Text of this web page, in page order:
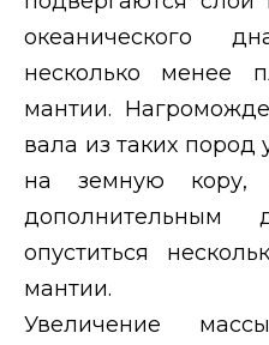
океанического
несколько менее
мантии.
вала из таких пород
на земную кору,
дополнительным
опуститься
мантии.
Увеличение